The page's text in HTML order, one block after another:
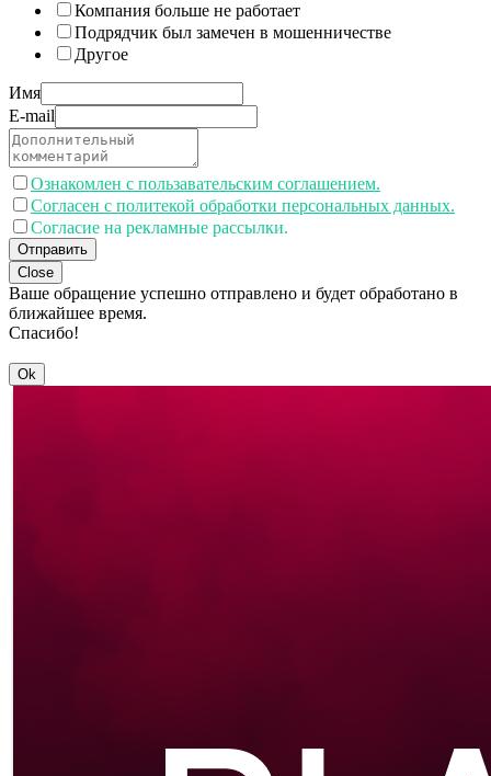
Компания больше не работает
Подрядчик был замечен в мошенничестве
Другое
Имя
E-mail
Ознакомлен с пользавательским соглашением.
Согласен с политекой обработки персональных данных.
Согласие на рекламные рассылки.
Отправить
Close
Ваше обращение успешно отправлено и будет обработано в
ближайшее время.
Спасибо!
Ok